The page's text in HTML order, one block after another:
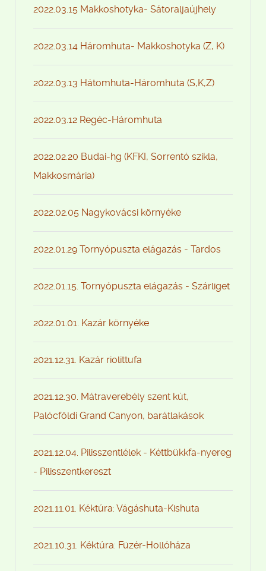
2022.03.15 Makkoshotyka- Sátoraljaújhely
2022.03.14 Háromhuta- Makkoshotyka (Z, K)
2022.03.13 Hátomhuta-Háromhuta (S,K,Z)
2022.03.12 Regéc-Háromhuta
2022.02.20 Budai-hg (KFKI, Sorrentó szikla,
Makkosmária)
2022.02.05 Nagykovácsi környéke
2022.01.29 Tornyópuszta elágazás - Tardos
2022.01.15. Tornyópuszta elágazás - Szárliget
2022.01.01. Kazár környéke
2021.12.31. Kazár riolittufa
2021.12.30. Mátraverebély szent kút,
Palócföldi Grand Canyon, barátlakások
2021.12.04. Pilisszentlélek - Kéttbükkfa-nyereg
- Pilisszentkereszt
2021.11.01. Kéktúra: Vágáshuta-Kishuta
2021.10.31. Kéktúra: Füzér-Hollóháza